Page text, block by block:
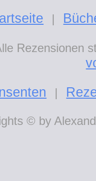
|
Rezensionen
|
© by